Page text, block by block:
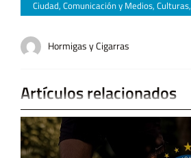
Ciudad, Comunicación y Medios, Culturas,
Hormigas y Cigarras
Artículos relacionados